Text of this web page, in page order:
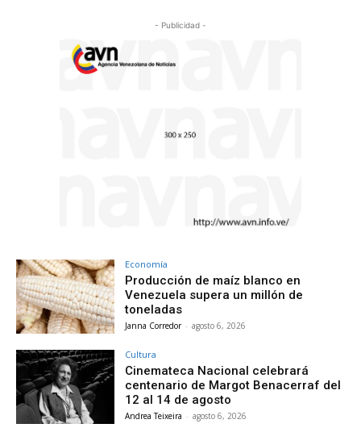
- Publicidad -
Economía
Producción de maíz blanco en
Venezuela supera un millón de
toneladas
Janna Corredor - agosto 6, 2026
Cultura
Cinemateca Nacional celebrará
centenario de Margot Benacerraf del
12 al 14 de agosto
Andrea Teixeira - agosto 6, 2026